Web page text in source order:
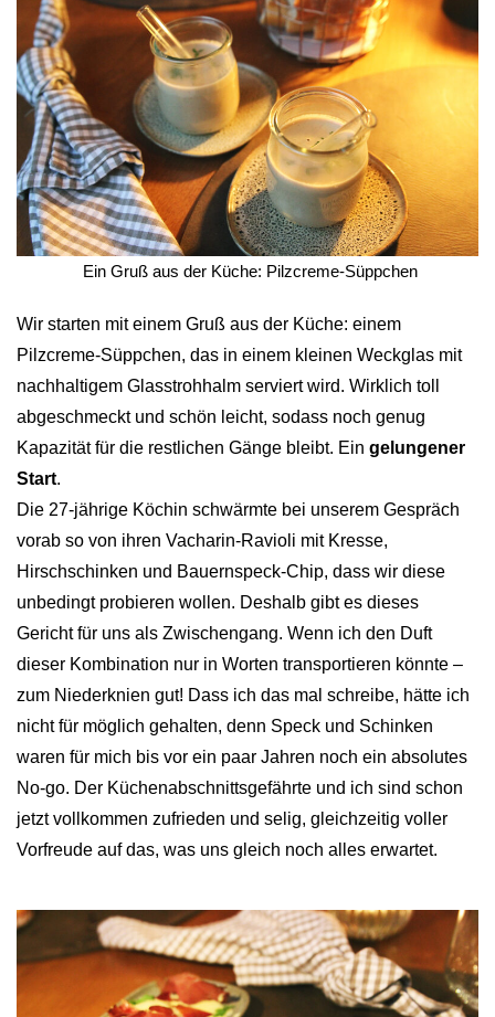
Ein Gruß aus der Küche: Pilzcreme-Süppchen
Wir starten mit einem Gruß aus der Küche: einem
Pilzcreme-Süppchen, das in einem kleinen Weckglas mit
nachhaltigem Glasstrohhalm serviert wird. Wirklich toll
abgeschmeckt und schön leicht, sodass noch genug
Kapazität für die restlichen Gänge bleibt. Ein gelungener
Start.
Die 27-jährige Köchin schwärmte bei unserem Gespräch
vorab so von ihren Vacharin-Ravioli mit Kresse,
Hirschschinken und Bauernspeck-Chip, dass wir diese
unbedingt probieren wollen. Deshalb gibt es dieses
Gericht für uns als Zwischengang. Wenn ich den Duft
dieser Kombination nur in Worten transportieren könnte –
zum Niederknien gut! Dass ich das mal schreibe, hätte ich
nicht für möglich gehalten, denn Speck und Schinken
waren für mich bis vor ein paar Jahren noch ein absolutes
No-go. Der Küchenabschnittsgefährte und ich sind schon
jetzt vollkommen zufrieden und selig, gleichzeitig voller
Vorfreude auf das, was uns gleich noch alles erwartet.